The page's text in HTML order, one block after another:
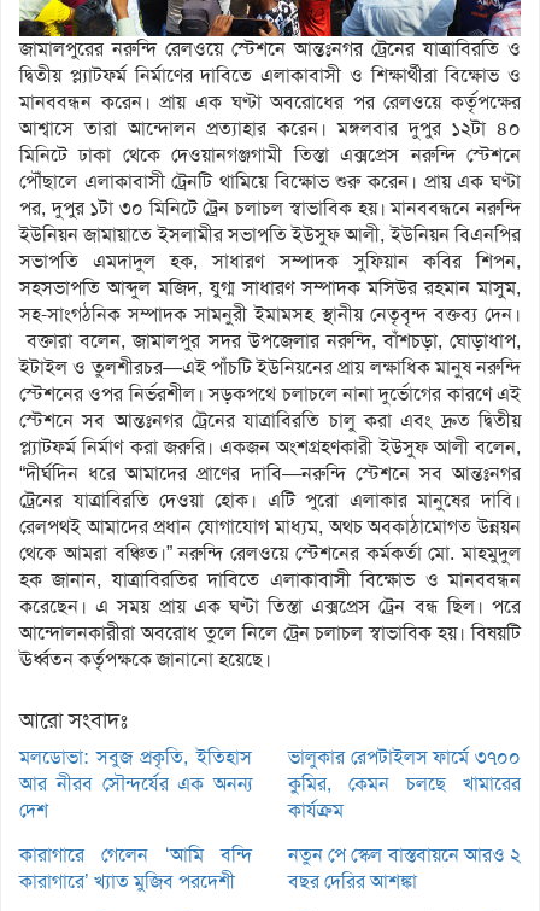
জামালপুরের নরুন্দি রেলওয়ে স্টেশনে আন্তঃনগর ট্রেনের যাত্রাবিরতি ও
দ্বিতীয় প্ল্যাটফর্ম নির্মাণের দাবিতে এলাকাবাসী ও শিক্ষার্থীরা বিক্ষোভ ও
মানববন্ধন করেন। প্রায় এক ঘণ্টা অবরোধের পর রেলওয়ে কর্তৃপক্ষের
আশ্বাসে তারা আন্দোলন প্রত্যাহার করেন। মঙ্গলবার দুপুর ১২টা ৪০
মিনিটে ঢাকা থেকে দেওয়ানগঞ্জগামী তিস্তা এক্সপ্রেস নরুন্দি স্টেশনে
পৌঁছালে এলাকাবাসী ট্রেনটি থামিয়ে বিক্ষোভ শুরু করেন। প্রায় এক ঘণ্টা
পর, দুপুর ১টা ৩০ মিনিটে ট্রেন চলাচল স্বাভাবিক হয়। মানববন্ধনে নরুন্দি
ইউনিয়ন জামায়াতে ইসলামীর সভাপতি ইউসুফ আলী, ইউনিয়ন বিএনপির
সভাপতি এমদাদুল হক, সাধারণ সম্পাদক সুফিয়ান কবির শিপন,
সহসভাপতি আব্দুল মজিদ, যুগ্ম সাধারণ সম্পাদক মসিউর রহমান মাসুম,
সহ-সাংগঠনিক সম্পাদক সামনুরী ইমামসহ স্থানীয় নেতৃবৃন্দ বক্তব্য দেন।
বক্তারা বলেন, জামালপুর সদর উপজেলার নরুন্দি, বাঁশচড়া, ঘোড়াধাপ,
ইটাইল ও তুলশীরচর—এই পাঁচটি ইউনিয়নের প্রায় লক্ষাধিক মানুষ নরুন্দি
স্টেশনের ওপর নির্ভরশীল। সড়কপথে চলাচলে নানা দুর্ভোগের কারণে এই
স্টেশনে সব আন্তঃনগর ট্রেনের যাত্রাবিরতি চালু করা এবং দ্রুত দ্বিতীয়
প্ল্যাটফর্ম নির্মাণ করা জরুরি। একজন অংশগ্রহণকারী ইউসুফ আলী বলেন,
“দীর্ঘদিন ধরে আমাদের প্রাণের দাবি—নরুন্দি স্টেশনে সব আন্তঃনগর
ট্রেনের যাত্রাবিরতি দেওয়া হোক। এটি পুরো এলাকার মানুষের দাবি।
রেলপথই আমাদের প্রধান যোগাযোগ মাধ্যম, অথচ অবকাঠামোগত উন্নয়ন
থেকে আমরা বঞ্চিত।” নরুন্দি রেলওয়ে স্টেশনের কর্মকর্তা মো. মাহমুদুল
হক জানান, যাত্রাবিরতির দাবিতে এলাকাবাসী বিক্ষোভ ও মানববন্ধন
করেছেন। এ সময় প্রায় এক ঘণ্টা তিস্তা এক্সপ্রেস ট্রেন বন্ধ ছিল। পরে
আন্দোলনকারীরা অবরোধ তুলে নিলে ট্রেন চলাচল স্বাভাবিক হয়। বিষয়টি
ঊর্ধ্বতন কর্তৃপক্ষকে জানানো হয়েছে।
আরো সংবাদঃ
মলডোভা: সবুজ প্রকৃতি, ইতিহাস
আর নীরব সৌন্দর্যের এক অনন্য
দেশ
ভালুকার রেপটাইলস ফার্মে ৩৭০০
কুমির, কেমন চলছে খামারের
কার্যক্রম
কারাগারে গেলেন ‘আমি বন্দি
কারাগারে’ খ্যাত মুজিব পরদেশী
নতুন পে স্কেল বাস্তবায়নে আরও ২
বছর দেরির আশঙ্কা